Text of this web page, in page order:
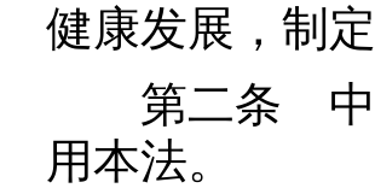
健康发展，制定
第二条 中华
用本法。